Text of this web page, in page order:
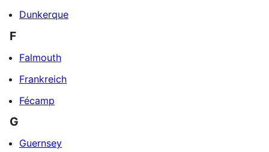
Dunkerque
F
Falmouth
Frankreich
Fécamp
G
Guernsey